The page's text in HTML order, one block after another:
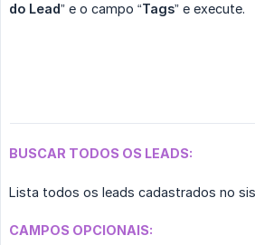
do Lead” e o campo “Tags” e execute.
BUSCAR TODOS OS LEADS:
Lista todos os leads cadastrados no
CAMPOS OPCIONAIS: